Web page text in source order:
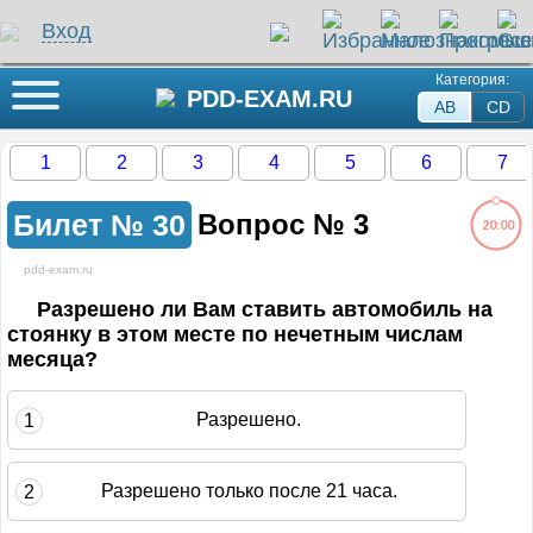
Вход
Кнопка меню PDD-EXAM.RU
Категория:
AB СD
1 2 3 4 5 6 7
Билет № 30 Вопрос № 3 20:00
загружается...
pdd-exam.ru
на этот вопрос
Разрешено ли Вам ставить автомобиль на
стоянку в этом месте по нечетным числам
месяца?
1 Разрешено.
2 Разрешено только после 21 часа.